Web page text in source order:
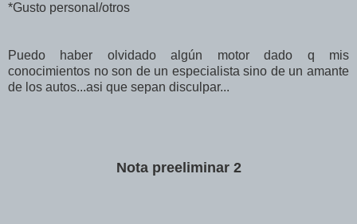
*Gusto personal/otros
Puedo haber olvidado algún motor dado q mis
conocimientos no son de un especialista sino de un amante
de los autos...asi que sepan disculpar...
Nota preeliminar 2